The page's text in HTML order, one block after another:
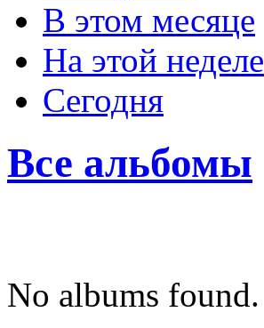
В этом месяце
На этой неделе
Сегодня
Все альбомы
No albums found.